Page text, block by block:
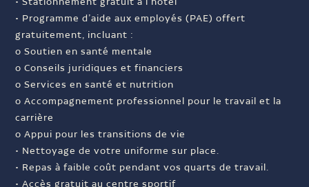
• Programme d’aide aux employés (PAE) offert
gratuitement, incluant :
o Soutien en santé mentale
o Conseils juridiques et financiers
o Services en santé et nutrition
o Accompagnement professionnel pour le travail et la
carrière
o Appui pour les transitions de vie
• Nettoyage de votre uniforme sur place.
• Repas à faible coût pendant vos quarts de travail.
• Accès gratuit au centre sportif